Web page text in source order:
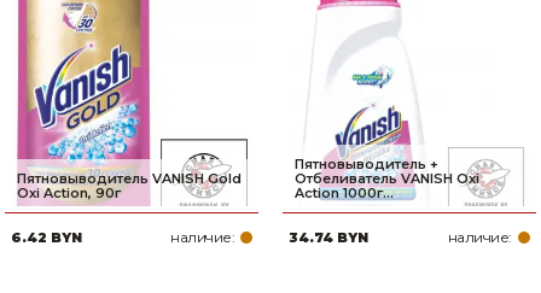
Пятновыводитель VANISH Gold
Oxi Action, 90г
6.42 BYN наличие:
Пятновыводитель +
Отбеливатель VANISH Oxi
Action 1000г...
34.74 BYN наличие: